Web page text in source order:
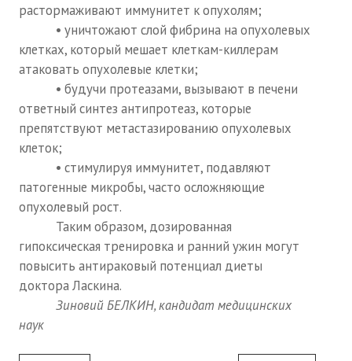
растормаживают иммунитет к опухолям;
• уничтожают слой фибрина на опухолевых
клетках, который мешает клеткам-киллерам
атаковать опухолевые клетки;
• будучи протеазами, вызывают в печени
ответный синтез антипротеаз, которые
препятствуют метастазированию опухолевых
клеток;
• стимулируя иммунитет, подавляют
патогенные микробы, часто осложняющие
опухолевый рост.
Таким образом, дозированная
гипоксическая тренировка и ранний ужин могут
повысить антираковый потенциал диеты
доктора Ласкина.
Зиновий БЕЛКИН, кандидат медицинских
наук